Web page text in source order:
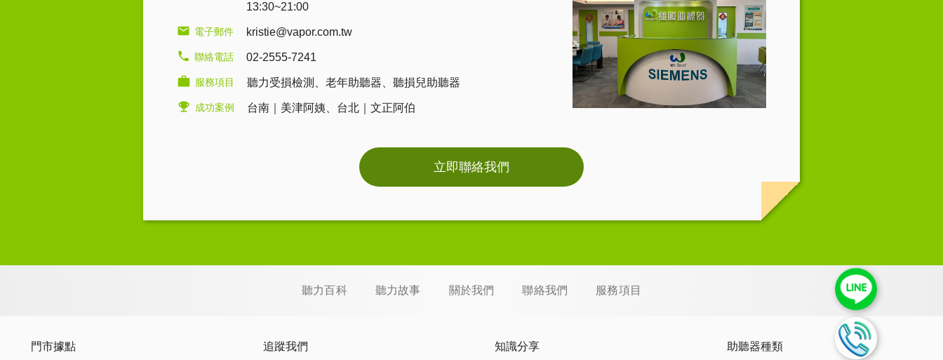
13:30~21:00
電子郵件 kristie@vapor.com.tw
聯絡電話 02-2555-7241
服務項目 聽力受損檢測 老年助聽器 聽損兒助聽器
成功案例 台南｜美津阿姨 台北｜文正阿伯
立即聯絡我們
聽力百科 聽力故事 關於我們 聯絡我們 服務項目
門市據點 追蹤我們 知識分享 助聽器種類